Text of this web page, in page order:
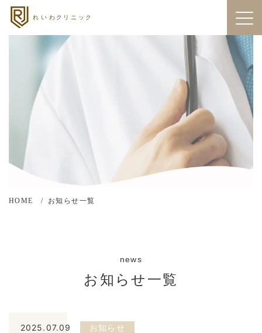
HOME お知らせ一覧
news
お知らせ一覧
2025.07.09 お知らせ